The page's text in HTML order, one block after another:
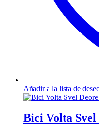
producto
Añadir a la lista de
Bici Volta Svel